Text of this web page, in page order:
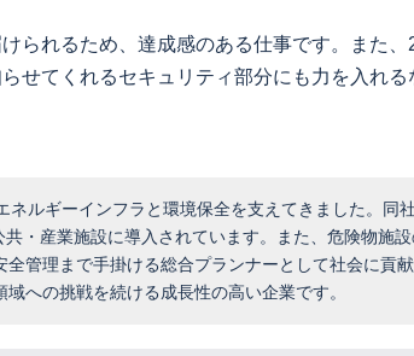
られるため、達成感のある仕事です。また
せてくれるセキュリティ部分にも力を入れ
ルギーインフラと環境保全を支えてきました。同
・産業施設に導入されています。また、危険物施
管理まで手掛ける総合プランナーとして社会に貢
への挑戦を続ける成長性の高い企業です。